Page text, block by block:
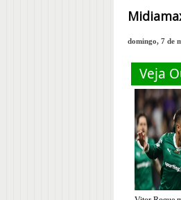
domingo, 7 de
Veja